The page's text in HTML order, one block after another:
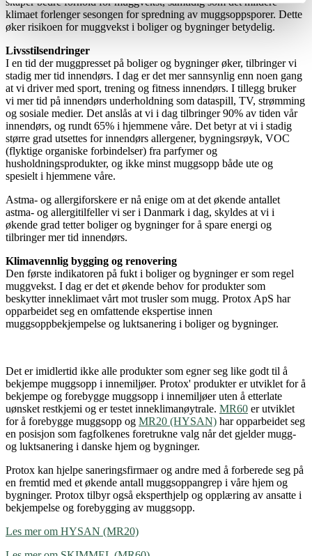
klimaet forlenger sesongen for spredning av muggsoppsporer. Dette
øker risikoen for muggvekst i boliger og bygninger betydelig.
Livsstilsendringer
I en tid der muggpresset på boliger og bygninger øker, tilbringer vi
stadig mer tid innendørs. I dag er det mer sannsynlig enn noen gang
at vi driver med sport, trening og fitness innendørs. I tillegg bruker
vi mer tid på innendørs underholdning som dataspill, TV, strømming
og sosiale medier. Det anslås at vi i dag tilbringer 90% av tiden vår
innendørs, og rundt 65% i hjemmene våre. Det betyr at vi i stadig
større grad utsettes for innendørs allergener, bygningsrøyk, VOC
(flyktige organiske forbindelser) fra parfymer og
husholdningsprodukter, og ikke minst muggsopp både ute og
spesielt i hjemmene våre.
Astma- og allergiforskere er nå enige om at det økende antallet
astma- og allergitilfeller vi ser i Danmark i dag, skyldes at vi i
økende grad tetter boliger og bygninger for å spare energi og
tilbringer mer tid innendørs.
Klimavennlig bygging og renovering
Den første indikatoren på fukt i boliger og bygninger er som regel
muggvekst. I dag er det et økende behov for produkter som
beskytter inneklimaet vårt mot trusler som mugg. Protox ApS har
opparbeidet seg en omfattende ekspertise innen
muggsoppbekjempelse og luktsanering i boliger og bygninger.
Det er imidlertid ikke alle produkter som egner seg like godt til å
bekjempe muggsopp i innemiljøer. Protox' produkter er utviklet for å
bekjempe og forebygge muggsopp i innemiljøer uten å etterlate
uønsket restkjemi og er testet inneklimanøytrale. MR60 er utviklet
for å forebygge muggsopp og MR20 (HYSAN) har opparbeidet seg
en posisjon som fagfolkenes foretrukne valg når det gjelder mugg-
og luktsanering i danske hjem og bygninger.
Protox kan hjelpe saneringsfirmaer og andre med å forberede seg på
en fremtid med et økende antall muggsoppangrep i våre hjem og
bygninger. Protox tilbyr også eksperthjelp og opplæring av ansatte i
bekjempelse og forebygging av muggsopp.
Les mer om HYSAN (MR20)